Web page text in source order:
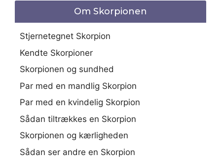
Om Skorpionen
Stjernetegnet Skorpion
Kendte Skorpioner
Skorpionen og sundhed
Par med en mandlig Skorpion
Par med en kvindelig Skorpion
Sådan tiltrækkes en Skorpion
Skorpionen og kærligheden
Sådan ser andre en Skorpion